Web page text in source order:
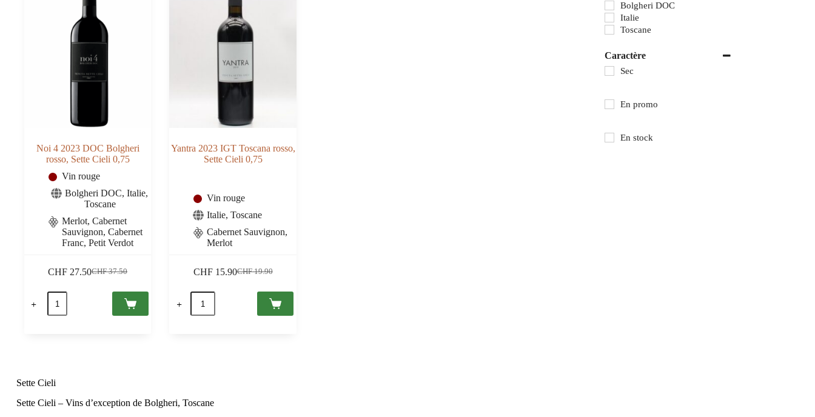
Noi 4 2023 DOC Bolgheri
rosso, Sette Cieli 0,75
Vin rouge
Bolgheri DOC,Italie,
Toscane
Merlot, Cabernet
Sauvignon, Cabernet
Franc, Petit Verdot
CHF37.50
Le
CHF 27.50Le
quantité
de
Noi
Sette
Cieli
0,75
Yantra 2023 IGT Toscana rosso,
Sette Cieli 0,75
Vin rouge
Italie,Toscane
Cabernet Sauvignon,
Merlot
CHF19.90
Le
CHF15.90Le
quantité
Yantra
Sette Cieli
Sette Cieli – Vins d’exception de Bolgheri, Toscane
Bolgheri DOC
Italie
Toscane
Caractère
Sec
En promo
En stock